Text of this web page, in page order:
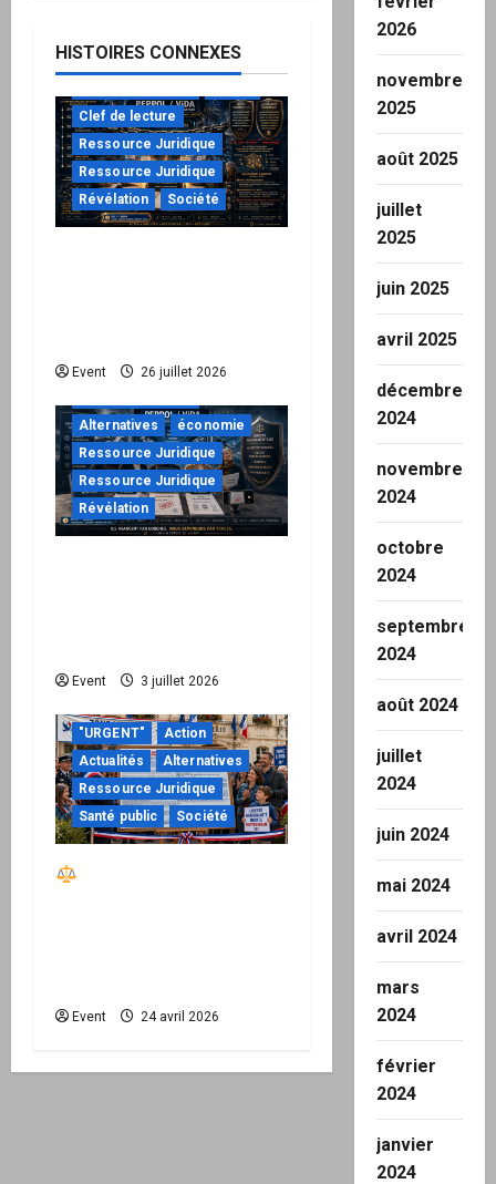
o
n
d
’
t
i
c
l
e
HISTOIRES CONNEXES
Clef de lecture
Ressource Juridique
Ressource Juridique
Révélation
Société
Event 26 juillet 2026
"URGENT"
Alternatives
économie
Ressource Juridique
Ressource Juridique
Révélation
Event 3 juillet 2026
"URGENT"
Action
Actualités
Alternatives
Ressource Juridique
Santé public
Société
Event 24 avril 2026
2026
novembre
2025
août 2025
juillet
2025
juin 2025
avril 2025
décembre
2024
novembre
2024
octobre
2024
septembre
2024
août 2024
juillet
2024
juin 2024
mai 2024
avril 2024
mars
2024
février
2024
janvier
2024